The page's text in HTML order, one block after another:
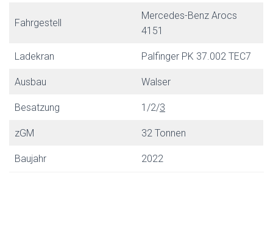
Fahrgestell
Mercedes-Benz Arocs
4151
Ladekran Palfinger PK 37.002 TEC7
Ausbau Walser
Besatzung 1/2/3
zGM 32 Tonnen
Baujahr 2022